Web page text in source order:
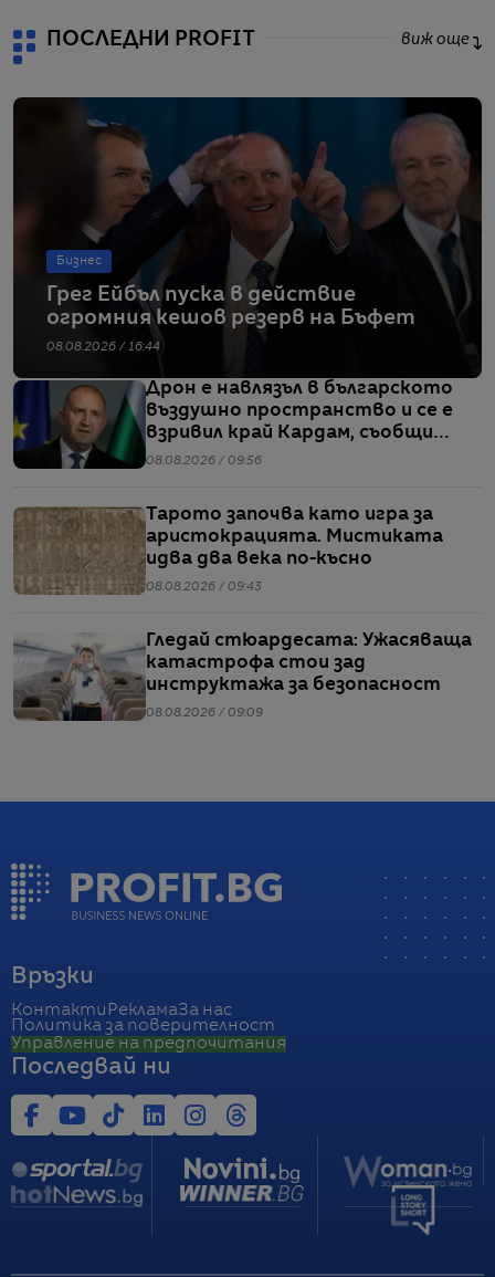
ПОСЛЕДНИ PROFIT виж още
Бизнес
Грег Ейбъл пуска в действие
огромния кешов резерв на Бъфет
08.08.2026 / 16:44
Дрон е навлязъл в българското
въздушно пространство и се е
взривил край Кардам, съобщи
Радев
08.08.2026 / 09:56
Тарото започва като игра за
аристокрацията. Мистиката
идва два века по-късно
08.08.2026 / 09:43
Гледай стюардесата: Ужасяваща
катастрофа стои зад
инструктажа за безопасност
08.08.2026 / 09:09
Връзки
Контакти РекламаЗа нас
Политика за поверителност
Управление на предпочитания
Последвай ни